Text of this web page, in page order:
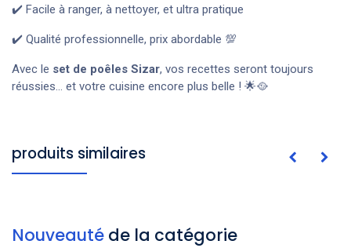
✔️ Facile à ranger, à nettoyer, et ultra pratique
✔️ Qualité professionnelle, prix abordable 💯
Avec le set de poêles Sizar, vos recettes seront toujours
réussies… et votre cuisine encore plus belle ! 🌟🥘
produits similaires
Nouveauté de la catégorie